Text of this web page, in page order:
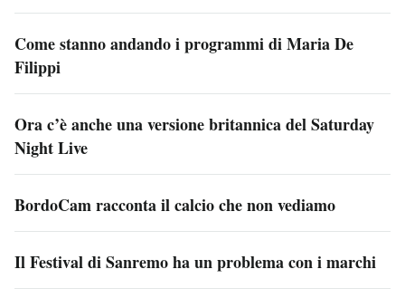
Come stanno andando i programmi di Maria De
Filippi
Ora c’è anche una versione britannica del Saturday
Night Live
BordoCam racconta il calcio che non vediamo
Il Festival di Sanremo ha un problema con i marchi